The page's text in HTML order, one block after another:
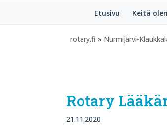
Etusivu Keitä
rotary.fi » Nurmijärvi-
Rotary
21.11.2020